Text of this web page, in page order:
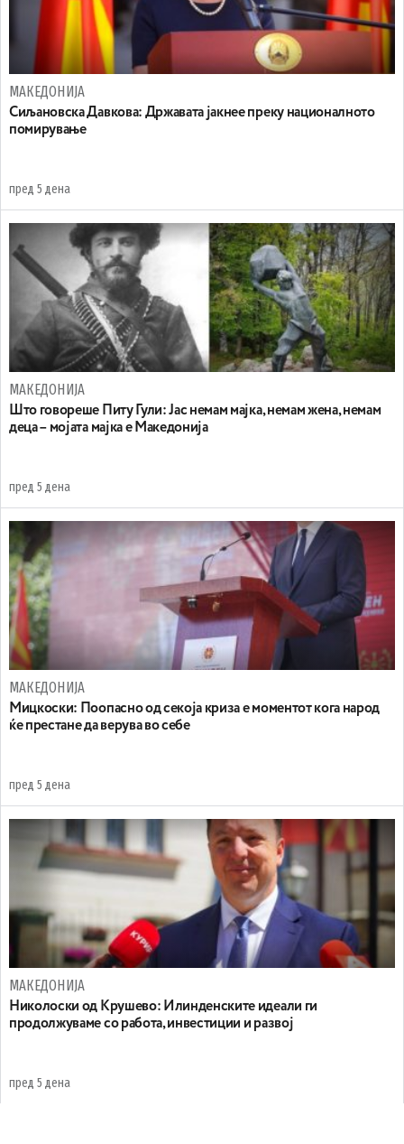
МАКЕДОНИЈА
Сиљановска Давкова: Државата јакнее преку националното
помирување
пред 5 дена
МАКЕДОНИЈА
Што говореше Питу Гули: Јас немам мајка, немам жена, немам
деца – мојата мајка е Македонија
пред 5 дена
МАКЕДОНИЈА
Мицкоски: Поопасно од секоја криза е моментот кога народ
ќе престане да верува во себе
пред 5 дена
МАКЕДОНИЈА
Николоски од Крушево: Илинденските идеали ги
продолжуваме со работа, инвестиции и развој
пред 5 дена